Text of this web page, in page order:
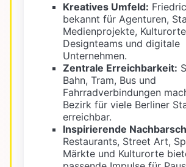
Kreatives Umfeld:
bekannt für Agenturen,
Medienprojekte,
Designteams und digitale
Unternehmen.
Zentrale Erreichbarkeit:
Bahn, Tram, Bus und
Fahrradverbindungen
Bezirk für viele Berliner
erreichbar.
Inspirierende
Restaurants, Street Art,
Märkte und Kulturorte